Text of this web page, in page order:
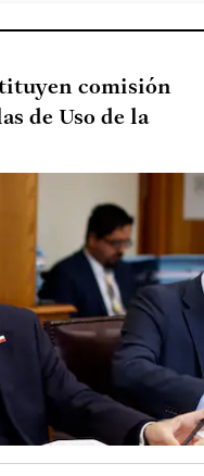
comisión
de Uso de la